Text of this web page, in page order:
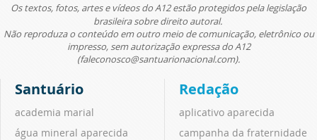
Os textos, fotos, artes e vídeos do A12 estão protegidos pela legislação
brasileira sobre direito autoral.
Não reproduza o conteúdo em outro meio de comunicação, eletrônico ou
impresso, sem autorização expressa do A12
(faleconosco@santuarionacional.com).
Santuário
academia marial
água mineral aparecida
Redação
aplicativo aparecida
campanha da fraternidade